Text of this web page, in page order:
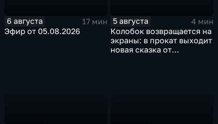
6 августа
17 мин
Эфир от 05.08.2026
5 августа
4 мин
Колобок возвращается на
экраны: в прокат выходит
новая сказка от